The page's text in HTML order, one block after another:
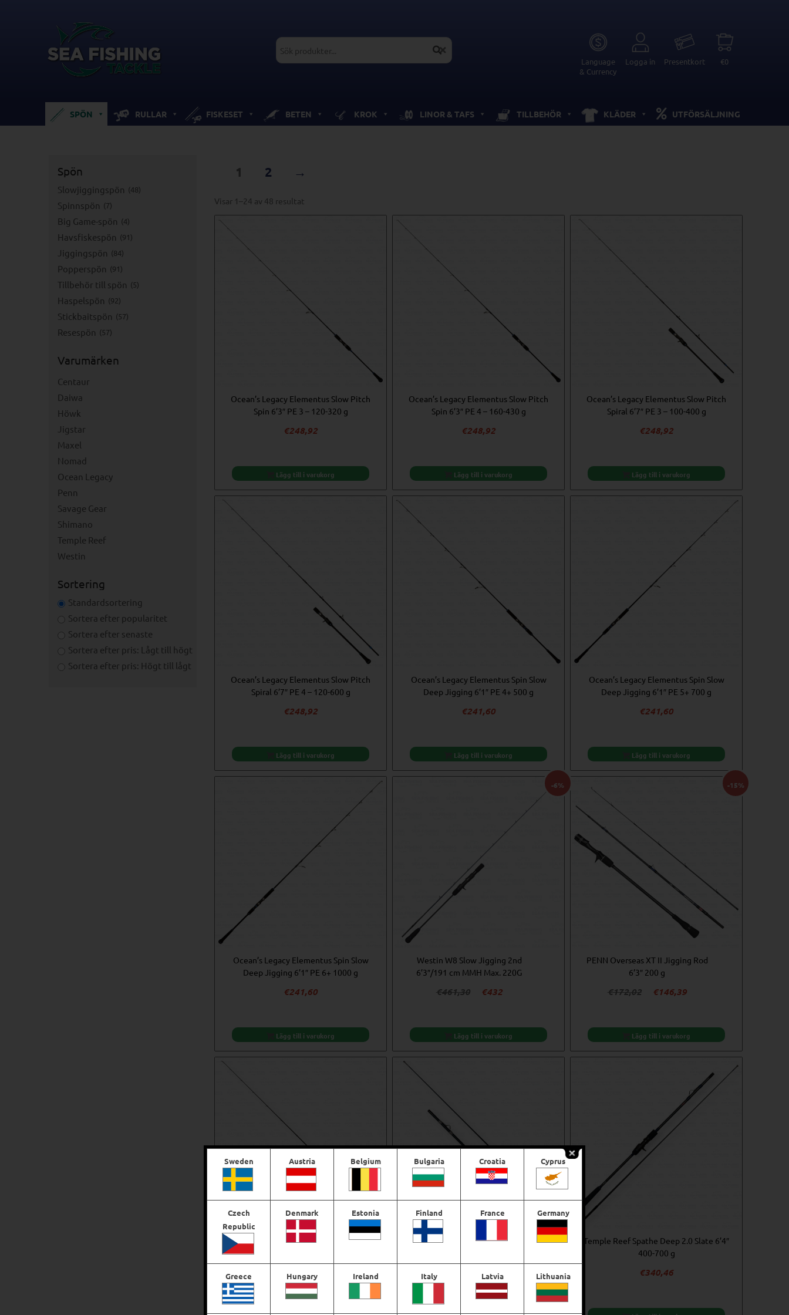
Language
& Currency
Logga in Presentkort €0
SPÖN RULLAR FISKESET BETEN KROK LINOR & TAFS TILLBEHÖR KLÄDER UTFÖRSÄLJNING
1 2 →
Visar 1–24 av 48 resultat
Ocean’s Legacy Elementus Slow Pitch
Spin 6’3″ PE 3 – 120-320 g
€248,92
Lägg till i varukorg
Ocean’s Legacy Elementus Slow Pitch
Spin 6’3″ PE 4 – 160-430 g
€248,92
Lägg till i varukorg
Ocean’s Legacy Elementus Slow Pitch
Spiral 6’7″ PE 3 – 100-400 g
€248,92
Lägg till i varukorg
Ocean’s Legacy Elementus Slow Pitch
Spiral 6’7″ PE 4 – 120-600 g
€248,92
Lägg till i varukorg
Ocean’s Legacy Elementus Spin Slow
Deep Jigging 6’1″ PE 4+ 500 g
€241,60
Lägg till i varukorg
Ocean’s Legacy Elementus Spin Slow
Deep Jigging 6’1″ PE 5+ 700 g
€241,60
Lägg till i varukorg
Ocean’s Legacy Elementus Spin Slow
Deep Jigging 6’1″ PE 6+ 1000 g
€241,60
Lägg till i varukorg
-6%
Westin W8 Slow Jigging 2nd
6’3″/191 cm MMH Max. 220G
€461,30
Det
var:
€432Det
är:
Lägg till i varukorg
-15%
PENN Overseas XT II Jigging Rod
6’3″ 200 g
€172,02
Det
var:
€146,39Det
är:
Lägg till i varukorg
Temple Reef Elevate 2.0 E3 6’9″ 200-400
€241,60
Temple Reef Spathe Deep 2.0 Slate 6’2″
340,46
Temple Reef Spathe Deep 2.0 Slate 6’4″
400-700 g
€340,46
Spön
Slowjiggingspön 48
Spinnspön 7
Big Game-spön 4
Havsfiskespön 91
Jiggingspön 84
Popperspön 91
Tillbehör till spön 5
Haspelspön 92
Stickbaitspön 57
Resespön 57
Varumärken
Centaur
Daiwa
Höwk
Jigstar
Maxel
Nomad
Ocean Legacy
Penn
Savage Gear
Shimano
Temple Reef
Westin
Sortering
Standardsortering
Sortera efter popularitet
Sortera efter senaste
Sortera efter pris: Lågt till högt
Sortera efter pris: Högt till lågt
Sweden Austria Belgium Bulgaria Croatia Cyprus
Czech
Republic
Denmark Estonia Finland France Germany
Greece Hungary Ireland Italy Latvia Lithuania